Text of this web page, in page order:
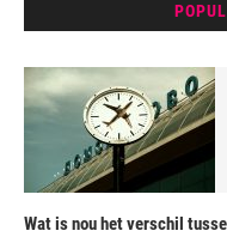
Wat is nou het verschil